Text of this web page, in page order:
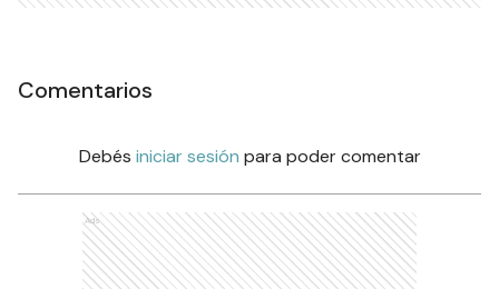
Comentarios
Debés iniciar sesión para poder comentar
Ads